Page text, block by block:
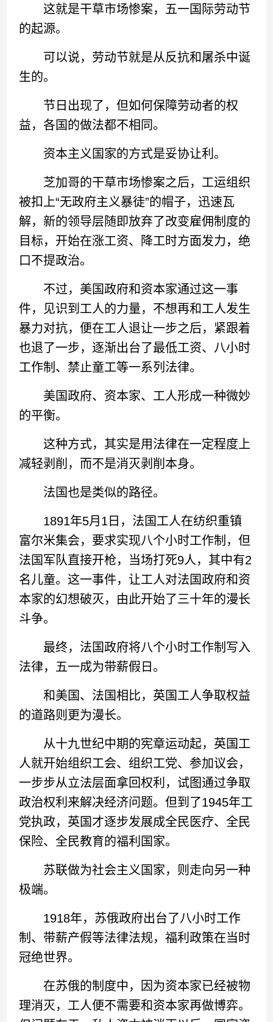
这就是干草市场惨案，五一国际劳动节
的起源。
可以说，劳动节就是从反抗和屠杀中诞
生的。
节日出现了，但如何保障劳动者的权
益，各国的做法都不相同。
资本主义国家的方式是妥协让利。
芝加哥的干草市场惨案之后，工运组织
被扣上“无政府主义暴徒”的帽子，迅速瓦
解，新的领导层随即放弃了改变雇佣制度的
目标，开始在涨工资、降工时方面发力，绝
口不提政治。
不过，美国政府和资本家通过这一事
件，见识到工人的力量，不想再和工人发生
暴力对抗，便在工人退让一步之后，紧跟着
也退了一步，逐渐出台了最低工资、八小时
工作制、禁止童工等一系列法律。
美国政府、资本家、工人形成一种微妙
的平衡。
这种方式，其实是用法律在一定程度上
减轻剥削，而不是消灭剥削本身。
法国也是类似的路径。
1891年5月1日，法国工人在纺织重镇
富尔米集会，要求实现八个小时工作制，但
法国军队直接开枪，当场打死9人，其中有2
名儿童。这一事件，让工人对法国政府和资
本家的幻想破灭，由此开始了三十年的漫长
斗争。
最终，法国政府将八个小时工作制写入
法律，五一成为带薪假日。
和美国、法国相比，英国工人争取权益
的道路则更为漫长。
从十九世纪中期的宪章运动起，英国工
人就开始组织工会、组织工党、参加议会，
一步步从立法层面拿回权利，试图通过争取
政治权利来解决经济问题。但到了1945年工
党执政，英国才逐步发展成全民医疗、全民
保险、全民教育的福利国家。
苏联做为社会主义国家，则走向另一种
极端。
1918年，苏俄政府出台了八小时工作
制、带薪产假等法律法规，福利政策在当时
冠绝世界。
在苏俄的制度中，因为资本家已经被物
理消灭，工人便不需要和资本家再做博弈。